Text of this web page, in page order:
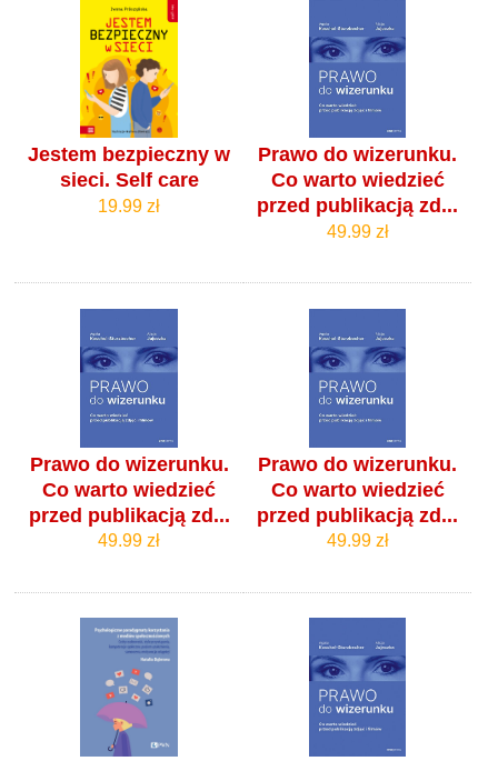
Jestem bezpieczny w
sieci. Self care
19.99 zł
Prawo do wizerunku.
Co warto wiedzieć
przed publikacją zd...
49.99 zł
Prawo do wizerunku.
Co warto wiedzieć
przed publikacją zd...
49.99 zł
Prawo do wizerunku.
Co warto wiedzieć
przed publikacją zd...
49.99 zł